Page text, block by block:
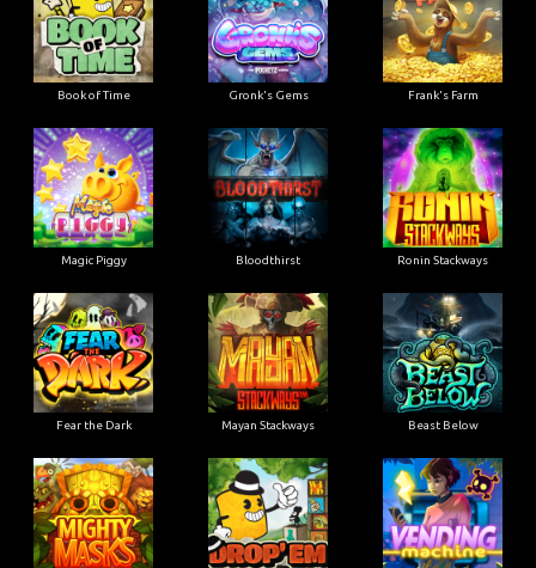
Book of Time Gronk's Gems Frank's Farm
Magic Piggy Bloodthirst Ronin Stackways
Fear the Dark Mayan Stackways Beast Below